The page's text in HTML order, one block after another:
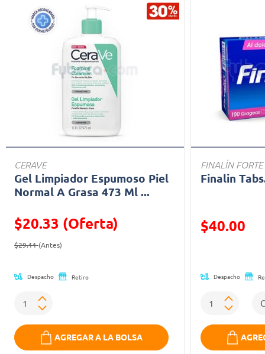
CERAVE
Gel Limpiador Espumoso Piel
Normal A Grasa 473 Ml ...
$20.33 (Oferta)
Precio reducido de
$29.11(Antes)
Despacho Retiro
AGREGAR A LA BOLSA
FINALÍN FORTE
Finalin
Precio
$40.00
Despacho